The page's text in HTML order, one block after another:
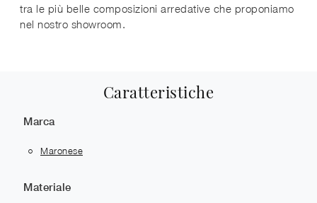
tra le più belle composizioni arredative che proponiamo
nel nostro showroom.
Caratteristiche
Marca
Maronese
Materiale